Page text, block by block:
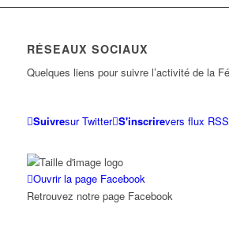
RÉSEAUX SOCIAUX
Quelques liens pour suivre l’activité de la
Suivresur Twitter S'inscrirevers flux RSS
Ouvrir la page Facebook
Retrouvez notre page Facebook